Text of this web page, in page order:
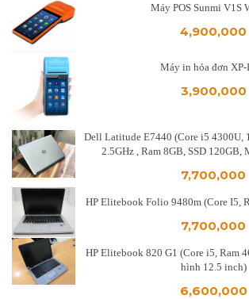
Máy POS Sunmi V1S
4,900,000
Máy in hóa đơn XP-
3,900,000
Dell Latitude E7440 (Core i5 4300U,
2.5GHz , Ram 8GB, SSD 120GB,
7,700,000
HP Elitebook Folio 9480m (Core I5,
7,700,000
HP Elitebook 820 G1 (Core i5, Ram
hình 12.5 inch)
6,600,000